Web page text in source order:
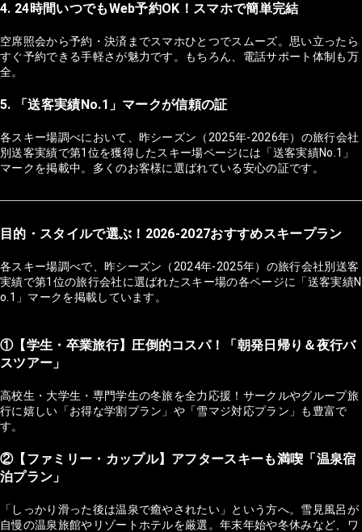
4. 24時間いつでもWeb予約OK！スマホで簡単完結
空席照会から予約・決済までスマホひとつでスムーズ。思い立ったら
すぐ予約できる手軽さが魅力です。もちろん、電話サポート体制も万
全。
5. 「送客実績No.1」マークが信頼の証
各スキー場調べにおいて、昨シーズン（2025年-2026年）の旅行会社
別送客実績で第1位を獲得したスキー場ページには「送客実績No.1」
マークを掲載中。多くのお客様に選ばれている安心の証です。
目的・スタイルで選ぶ！2026-2027おすすめスキープラン
各スキー場調べで、昨シーズン（2024年-2025年）の旅行会社別送客
実績で第1位の旅行会社に選ばれたスキー場の各ページに「送客実績N
o.1」マークを掲載しています。
①【学生・卒業旅行】圧倒的コスパ！「朝発日帰り＆夜行バ
スツアー」
高校生・大学生・専門学生の冬旅を全力応援！サークルやグループ旅
行に嬉しい「お得な学割プラン」や「雪マジ対応プラン」も豊富で
す。
②【ファミリー・カップル】アフタースキーも満喫「温泉宿
泊プラン」
「しっかり滑った後は温泉で癒やされたい」という方へ。雪見風呂が
自慢の温泉旅館やリゾートホテルを厳選。年末年始や冬休みなど、ワ